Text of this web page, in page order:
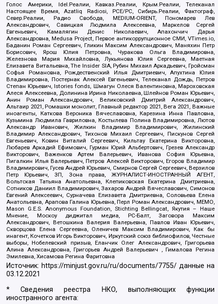
Голос Америки, Idel.Реалии, Кавказ.Реалии, Крым.Реалии, Телеканал
Настоящее Время, Azatliq Radiosi, PCE/PC, Сибирь.Реалии, Фактограф,
Север.Реалии, Радио Свобода, MEDIUM-ORIENT, Пономарев Лев
Александрович, Савицкая Людмила Алексеевна, Маркелов Сергей
Евгеньевич, Камалягин Денис Николаевич, Апахончич Дарья
Александровна, Medusa Project, Первое антикоррупционное СМИ, VTimes.io,
Баданин Роман Сергеевич, Гликин Максим Александрович, Маняхин Петр
Борисович, Ярош Юлия Петровна, Чуракова Ольга Владимировна,
Железнова Мария Михайловна, Лукьянова Юлия Сергеевна, Маетная
Елизавета Витальевна, The Insider SIA, Рубин Михаил Аркадьевич, Гройсман
Софья Романовна, Рождественский Илья Дмитриевич, Апухтина Юлия
Владимировна, Постернак Алексей Евгеньевич, Телеканал Дождь, Петров
Степан Юрьевич, Istories fonds, Шмагун Олеся Валентиновна, Мароховская
Алеся Алексеевна, Долинина Ирина Николаевна, Шлейнов Роман Юрьевич,
Анин Роман Александрович, Великовский Дмитрий Александрович,
Альтаир 2021, Ромашки монолит, Главный редактор 2021, Вега 2021, Важные
иноагенты, Каткова Вероника Вячеславовна, Карезина Инна Павловна,
Кузьмина Людмила Гавриловна, Костылева Полина Владимировна, Лютов
Александр Иванович, Жилкин Владимир Владимирович, Жилинский
Владимир Александрович, Тихонов Михаил Сергеевич, Пискунов Сергей
Евгеньевич, Ковин Виталий Сергеевич, Кильтау Екатерина Викторовна,
Любарев Аркадий Ефимович, Гурман Юрий Альбертович, Грезев Александр
Викторович, Важенков Артем Валерьевич, Иванова София Юрьевна,
Пигалкин Илья Валерьевич, Петров Алексей Викторович, Егоров Владимир
Владимирович, Гусев Андрей Юрьевич, Смирнов Сергей Сергеевич, Верзилов
Петр Юрьевич, ЗП, Зона права, ЖУРНАЛИСТ-ИНОСТРАННЫЙ АГЕНТ,
Вольтская Татьяна Анатольевна, Клепиковская Екатерина Дмитриевна,
Сотников Даниил Владимирович, Захаров Андрей Вячеславович, Симонов
Евгений Алексеевич, Сурначева Елизавета Дмитриевна, Соловьева Елена
Анатольевна, Арапова Галина Юрьевна, Перл Роман Александрович, МЕМО,
Mason G.E.S. Anonymous Foundation, Stichting Bellingcat, Якутия – Наше
Мнение, Москоу диджитал медиа, РС-Балт, Заговора Максим
Александрович, Ветошкина Валерия Валерьевна, Павлов Иван Юрьевич,
Скворцова Елена Сергеевна, Оленичев Максим Владимирович, Как бы
инагент, Кочетков Игорь Викторович, Иркутский союз библиофилов, Честные
выборы, Нобелевский призыв, Еланчик Олег Александрович, Григорьева
Алина Александровна, Григорьев Андрей Валерьевич , Гималова Регина
Эмилевна, Хисамова Регина Фаритовна
Источник: https://minjust.gov.ru/ru/documents/7755/ данные на
03.12.2021
* Сведения реестра НКО, выполняющих функции
иностранного агента: